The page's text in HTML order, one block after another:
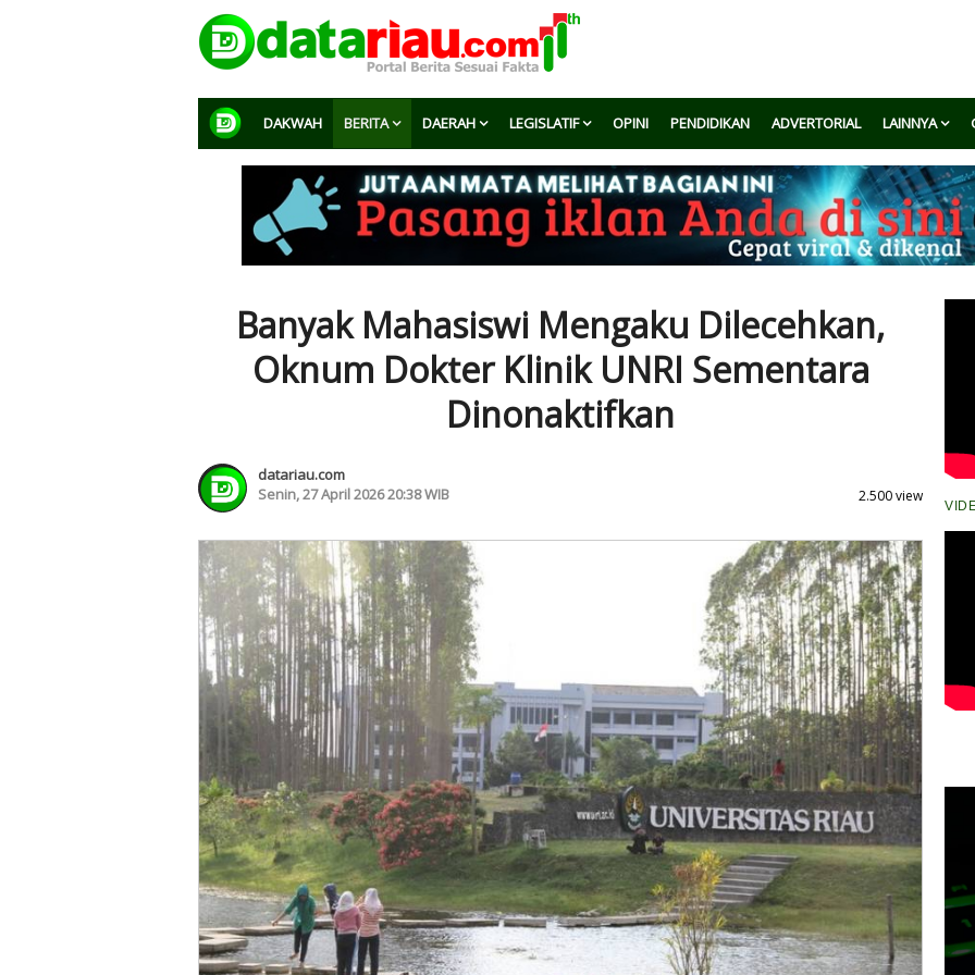
DAKWAH BERITA DAERAH LEGISLATIF OPINI PENDIDIKAN ADVERTORIAL LAINNYA
Banyak Mahasiswi Mengaku Dilecehkan,
Oknum Dokter Klinik UNRI Sementara
Dinonaktifkan
datariau.com
Senin, 27 April 2026 20:38 WIB
2.500 view